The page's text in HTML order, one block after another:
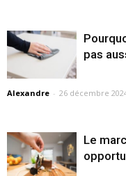
pas
Alexandre - 26 décembre
Le